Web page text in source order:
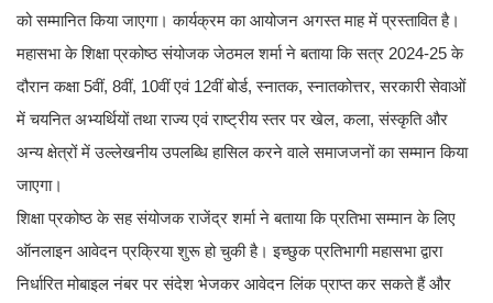
को सम्मानित किया जाएगा। कार्यक्रम का आयोजन अगस्त माह में प्रस्तावित है।
महासभा के शिक्षा प्रकोष्ठ संयोजक जेठमल शर्मा ने बताया कि सत्र 2024-25 के
दौरान कक्षा 5वीं, 8वीं, 10वीं एवं 12वीं बोर्ड, स्नातक, स्नातकोत्तर, सरकारी सेवाओं
में चयनित अभ्यर्थियों तथा राज्य एवं राष्ट्रीय स्तर पर खेल, कला, संस्कृति और
अन्य क्षेत्रों में उल्लेखनीय उपलब्धि हासिल करने वाले समाजजनों का सम्मान किया
जाएगा।
शिक्षा प्रकोष्ठ के सह संयोजक राजेंद्र शर्मा ने बताया कि प्रतिभा सम्मान के लिए
ऑनलाइन आवेदन प्रक्रिया शुरू हो चुकी है। इच्छुक प्रतिभागी महासभा द्वारा
निर्धारित मोबाइल नंबर पर संदेश भेजकर आवेदन लिंक प्राप्त कर सकते हैं और